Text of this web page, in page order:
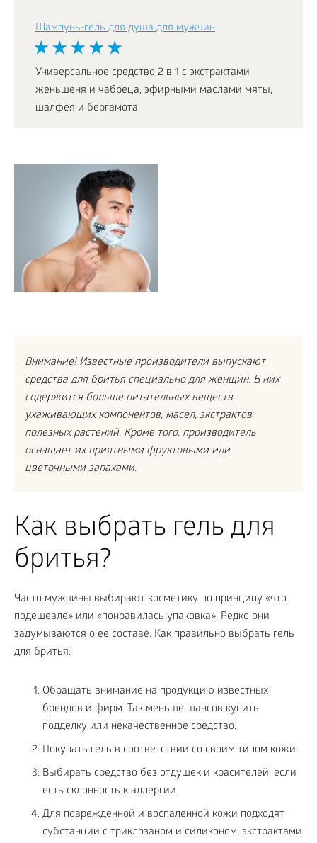
Шампунь-гель для душа для мужчин
Универсальное средство 2 в 1 с экстрактами
женьшеня и чабреца, эфирными маслами мяты,
шалфея и бергамота
Внимание! Известные производители выпускают
средства для бритья специально для женщин. В них
содержится больше питательных веществ,
ухаживающих компонентов, масел, экстрактов
полезных растений. Кроме того, производитель
оснащает их приятными фруктовыми или
цветочными запахами.
Как выбрать гель для
бритья?
Часто мужчины выбирают косметику по принципу «что
подешевле» или «понравилась упаковка». Редко они
задумываются о ее составе. Как правильно выбрать гель
для бритья:
Обращать внимание на продукцию известных
брендов и фирм. Так меньше шансов купить
подделку или некачественное средство.
Покупать гель в соответствии со своим типом кожи.
Выбирать средство без отдушек и красителей, если
есть склонность к аллергии.
Для поврежденной и воспаленной кожи подходят
субстанции с триклозаном и силиконом, экстрактами